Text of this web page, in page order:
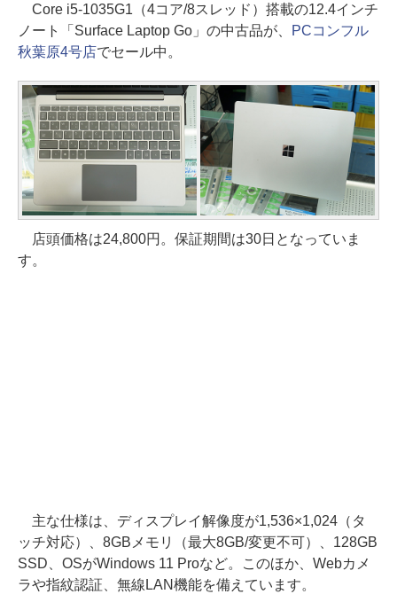
Core i5-1035G1（4コア/8スレッド）搭載の12.4インチ
ノート「Surface Laptop Go」の中古品が、
PCコンフル
秋葉原4号店でセール中。
店頭価格は24,800円。保証期間は30日となっていま
す。
主な仕様は、ディスプレイ解像度が1,536×1,024（タ
ッチ対応）、8GBメモリ（最大8GB/変更不可）、128GB
SSD、OSがWindows 11 Proなど。このほか、Webカメ
ラや指紋認証、無線LAN機能を備えています。